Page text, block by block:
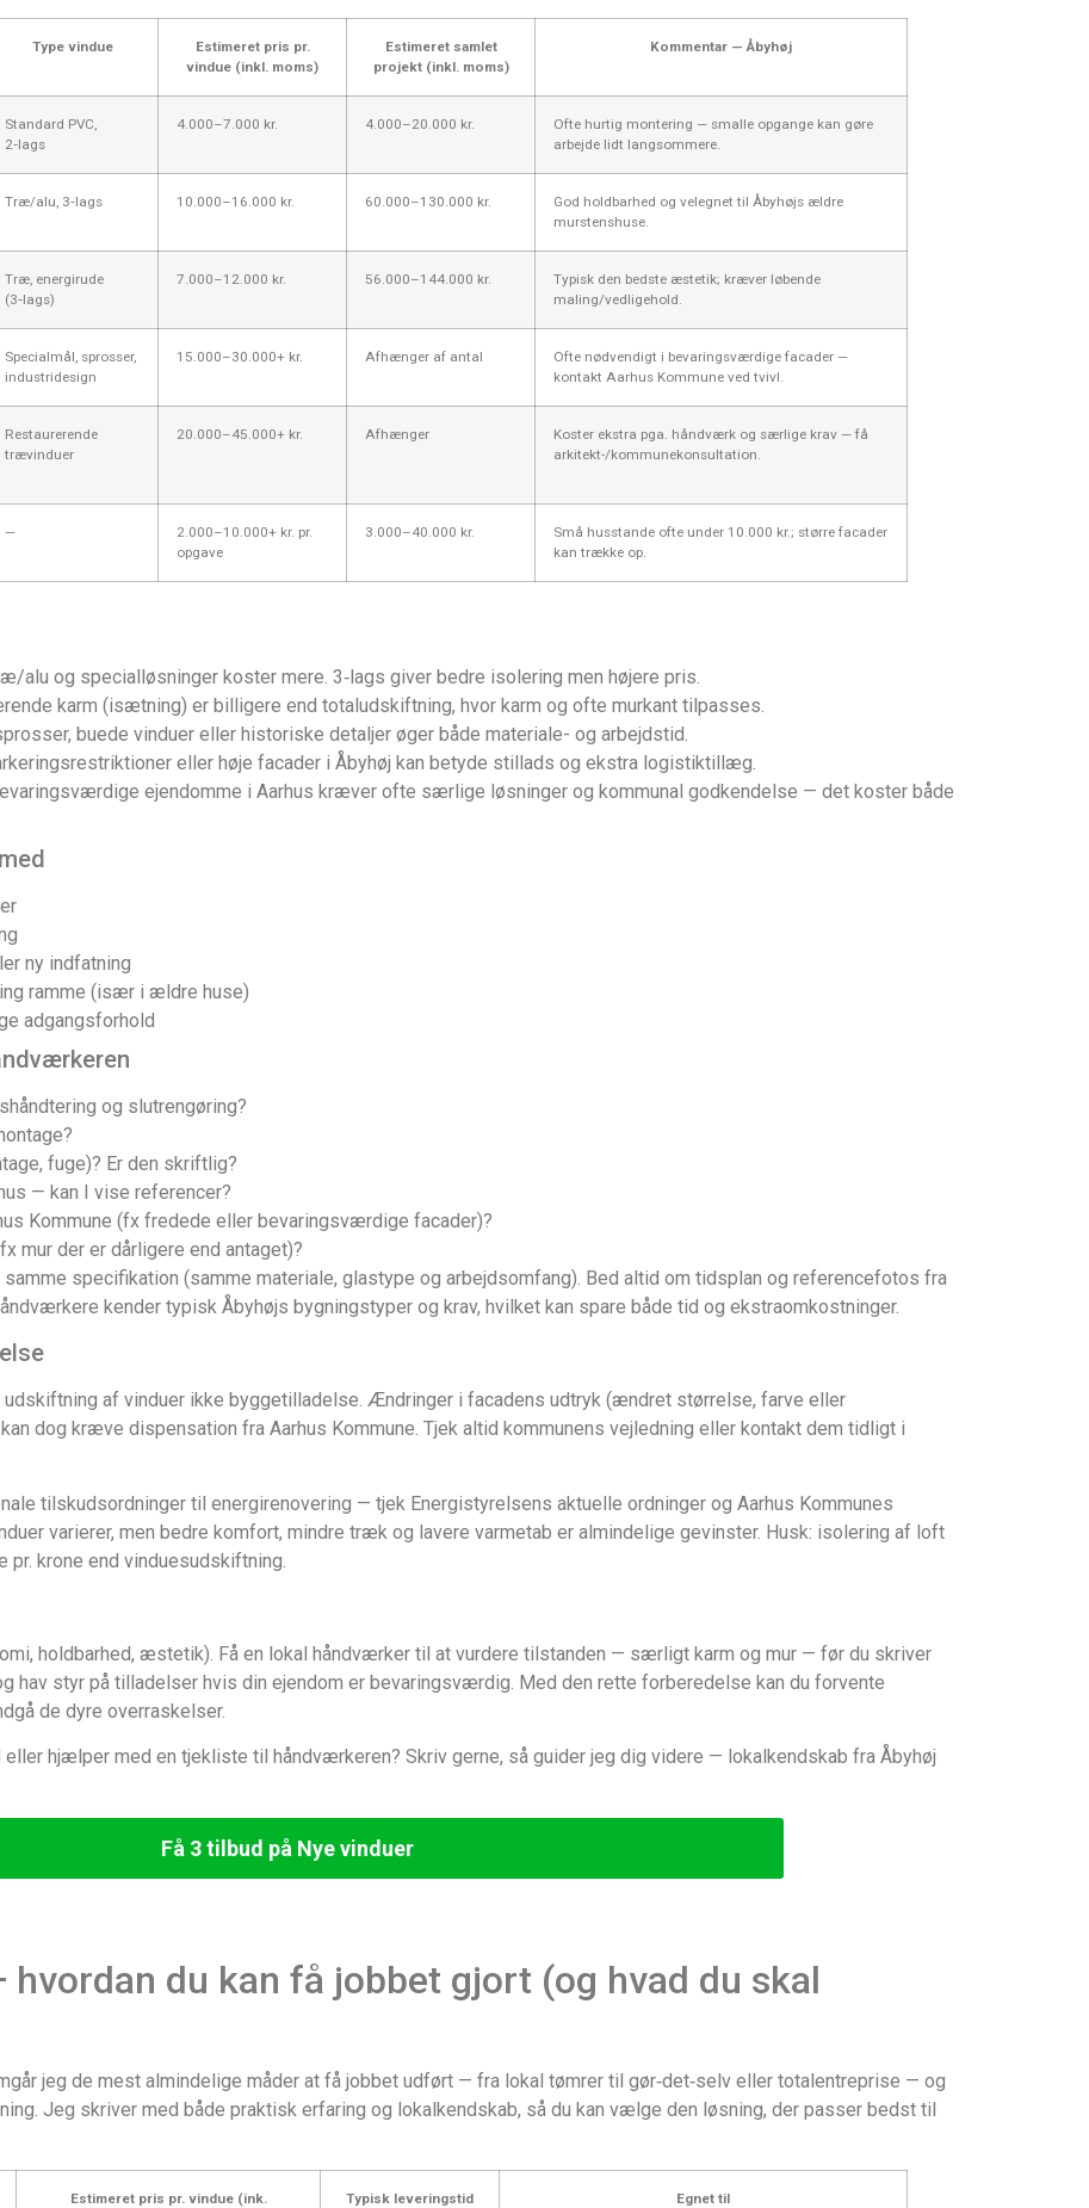
Type vindue
Estimeret pris pr.
vindue (inkl. moms)
Estimeret samlet
projekt (inkl. moms)
Kommentar — Åbyhøj
Standard PVC,
2‑lags
4.000–7.000 kr. 4.000–20.000 kr.
Ofte hurtig montering — smalle opgange kan gøre
arbejde lidt langsommere.
Træ/alu, 3‑lags 10.000–16.000 kr. 60.000–130.000 kr.
God holdbarhed og velegnet til Åbyhøjs ældre
murstenshuse.
Træ, energirude
(3‑lags)
7.000–12.000 kr. 56.000–144.000 kr.
Typisk den bedste æstetik; kræver løbende
maling/vedligehold.
Specialmål, sprosser,
industridesign
15.000–30.000+ kr. Afhænger af antal
Ofte nødvendigt i bevaringsværdige facader —
kontakt Aarhus Kommune ved tvivl.
Restaurerende
trævinduer
20.000–45.000+ kr. Afhænger
Koster ekstra pga. håndværk og særlige krav — få
arkitekt-/kommunekonsultation.
—
2.000–10.000+ kr. pr.
opgave
3.000–40.000 kr.
Små husstande ofte under 10.000 kr.; større facader
kan trække op.
alu og specialløsninger koster mere. 3‑lags giver bedre isolering men højere pris.
karm (isætning) er billigere end totaludskiftning, hvor karm og ofte murkant tilpasses.
buede vinduer eller historiske detaljer øger både materiale- og arbejdstid.
eller høje facader i Åbyhøj kan betyde stillads og ekstra logistiktillæg.
ejendomme i Aarhus kræver ofte særlige løsninger og kommunal godkendelse — det koster både
ny indfatning
ramme (især i ældre huse)
adgangsforhold
og slutrengøring?
fuge)? Er den skriftlig?
— kan I vise referencer?
Kommune (fx fredede eller bevaringsværdige facader)?
mur der er dårligere end antaget)?
specifikation (samme materiale, glastype og arbejdsomfang). Bed altid om tidsplan og referencefotos fra
kender typisk Åbyhøjs bygningstyper og krav, hvilket kan spare både tid og ekstraomkostninger.
af vinduer ikke byggetilladelse. Ændringer i facadens udtryk (ændret størrelse, farve eller
dog kræve dispensation fra Aarhus Kommune. Tjek altid kommunens vejledning eller kontakt dem tidligt i
tilskudsordninger til energirenovering — tjek Energistyrelsens aktuelle ordninger og Aarhus Kommunes
varierer, men bedre komfort, mindre træk og lavere varmetab er almindelige gevinster. Husk: isolering af loft
krone end vinduesudskiftning.
holdbarhed, æstetik). Få en lokal håndværker til at vurdere tilstanden — særligt karm og mur — før du skriver
hav styr på tilladelser hvis din ejendom er bevaringsværdig. Med den rette forberedelse kan du forvente
de dyre overraskelser.
eller hjælper med en tjekliste til håndværkeren? Skriv gerne, så guider jeg dig videre — lokalkendskab fra Åbyhøj
Få 3 tilbud på Nye vinduer
du kan få jobbet gjort (og hvad du skal
jeg de mest almindelige måder at få jobbet udført — fra lokal tømrer til gør‑det‑selv eller totalentreprise — og
Jeg skriver med både praktisk erfaring og lokalkendskab, så du kan vælge den løsning, der passer bedst til
Estimeret pris pr. vindue (ink. Typisk leveringstid Egnet til